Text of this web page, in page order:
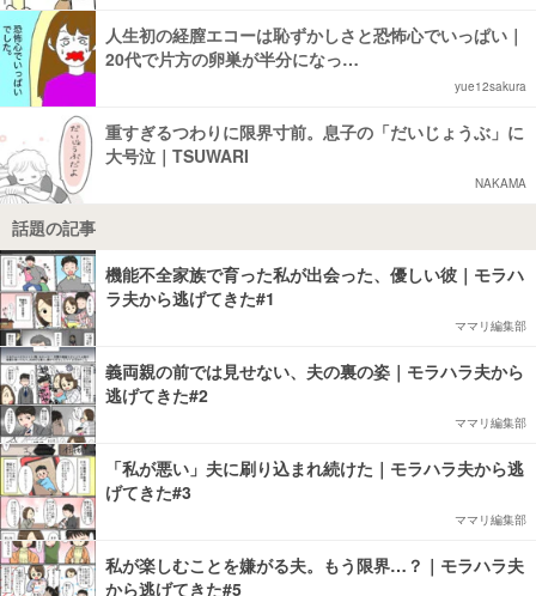
人生初の経膣エコーは恥ずかしさと恐怖心でいっぱい｜
20代で片方の卵巣が半分になっ…
yue12sakura
重すぎるつわりに限界寸前。息子の「だいじょうぶ」に
大号泣｜TSUWARI
NAKAMA
話題の記事
機能不全家族で育った私が出会った、優しい彼｜モラハ
ラ夫から逃げてきた#1
ママリ編集部
義両親の前では見せない、夫の裏の姿｜モラハラ夫から
逃げてきた#2
ママリ編集部
「私が悪い」夫に刷り込まれ続けた｜モラハラ夫から逃
げてきた#3
ママリ編集部
私が楽しむことを嫌がる夫。もう限界…？｜モラハラ夫
から逃げてきた#5